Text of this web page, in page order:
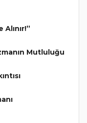
Mutluluğu